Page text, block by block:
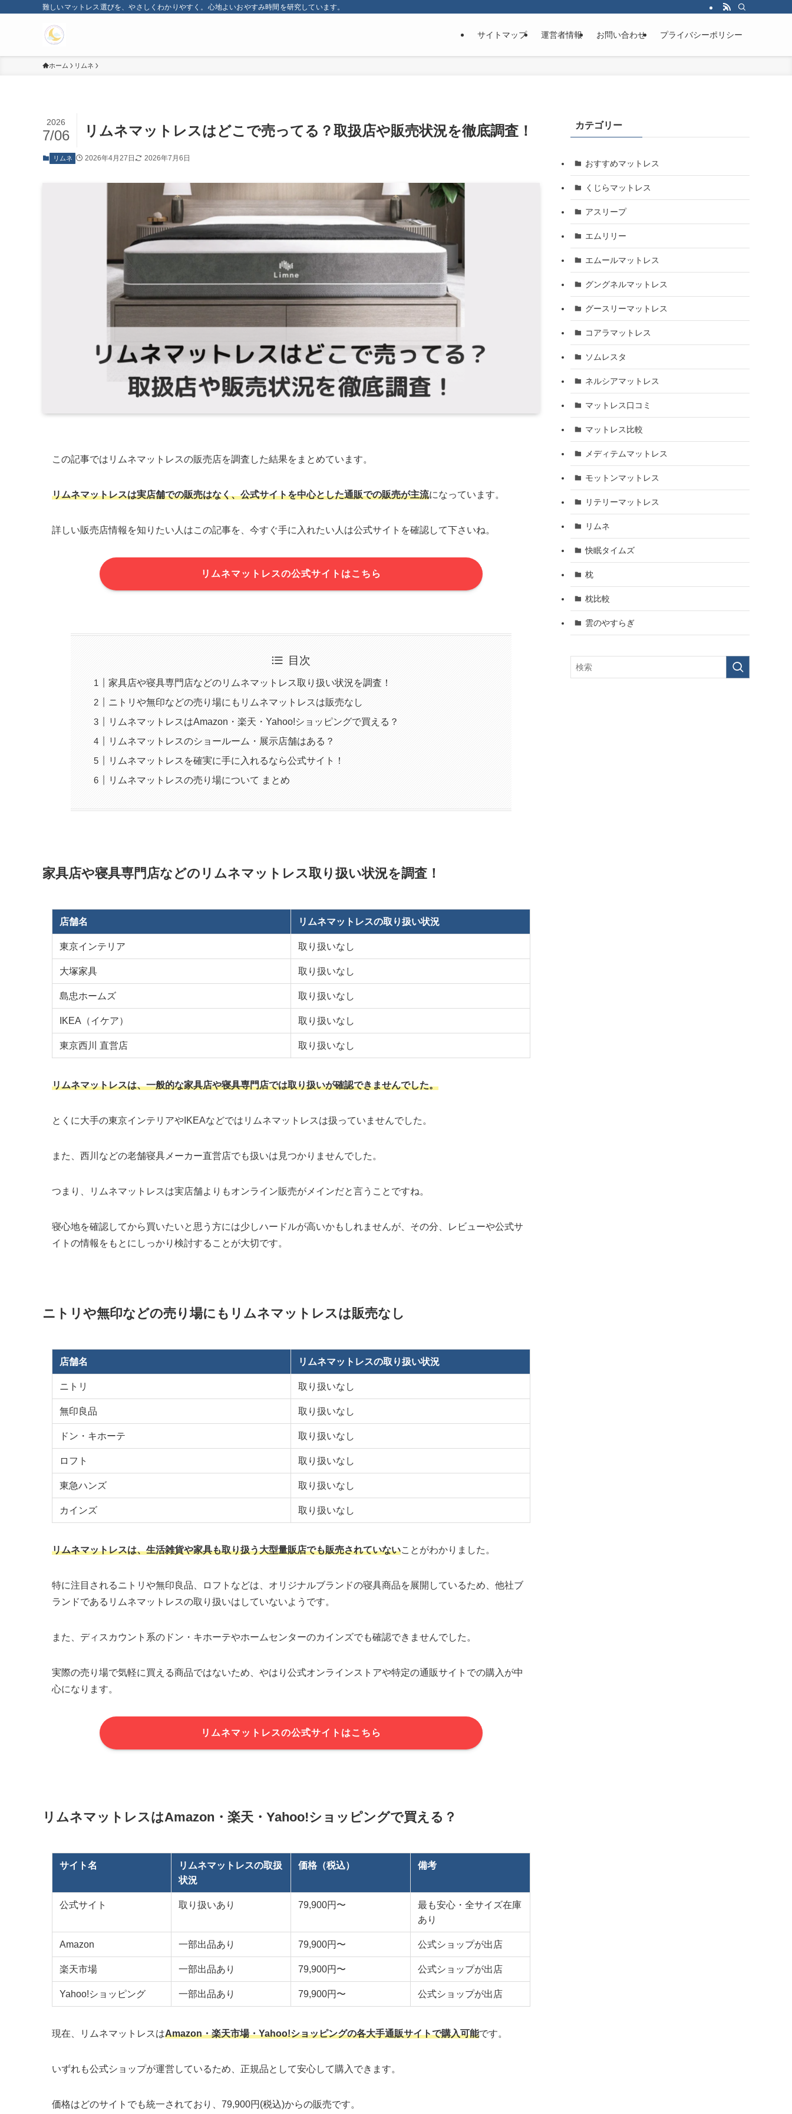
難しいマットレス選びを、やさしくわかりやすく。心地よいおやすみ時間を研究しています。
サイトマップ 運営者情報 お問い合わせ プライバシーポリシー
ホーム リムネ
リムネマットレスはどこで売ってる？取扱店や販売状況を徹底調査！
2026
7/06
リムネ 2026年4月27日 2026年7月6日
この記事ではリムネマットレスの販売店を調査した結果をまとめています。
リムネマットレスは実店舗での販売はなく、公式サイトを中心とした通販での販売が主流になっています。
詳しい販売店情報を知りたい人はこの記事を、今すぐ手に入れたい人は公式サイトを確認して下さいね。
リムネマットレスの公式サイトはこちら
目次
家具店や寝具専門店などのリムネマットレス取り扱い状況を調査！
ニトリや無印などの売り場にもリムネマットレスは販売なし
リムネマットレスはAmazon・楽天・Yahoo!ショッピングで買える？
リムネマットレスのショールーム・展示店舗はある？
リムネマットレスを確実に手に入れるなら公式サイト！
リムネマットレスの売り場について まとめ
家具店や寝具専門店などのリムネマットレス取り扱い状況を調査！
店舗名 リムネマットレスの取り扱い状況
東京インテリア 取り扱いなし
大塚家具 取り扱いなし
島忠ホームズ 取り扱いなし
IKEA（イケア） 取り扱いなし
東京西川 直営店 取り扱いなし
リムネマットレスは、一般的な家具店や寝具専門店では取り扱いが確認できませんでした。
とくに大手の東京インテリアやIKEAなどではリムネマットレスは扱っていませんでした。
また、西川などの老舗寝具メーカー直営店でも扱いは見つかりませんでした。
つまり、リムネマットレスは実店舗よりもオンライン販売がメインだと言うことですね。
寝心地を確認してから買いたいと思う方には少しハードルが高いかもしれませんが、その分、レビューや公式サ
イトの情報をもとにしっかり検討することが大切です。
ニトリや無印などの売り場にもリムネマットレスは販売なし
店舗名 リムネマットレスの取り扱い状況
ニトリ 取り扱いなし
無印良品 取り扱いなし
ドン・キホーテ 取り扱いなし
ロフト 取り扱いなし
東急ハンズ 取り扱いなし
カインズ 取り扱いなし
リムネマットレスは、生活雑貨や家具も取り扱う大型量販店でも販売されていないことがわかりました。
特に注目されるニトリや無印良品、ロフトなどは、オリジナルブランドの寝具商品を展開しているため、他社ブ
ランドであるリムネマットレスの取り扱いはしていないようです。
また、ディスカウント系のドン・キホーテやホームセンターのカインズでも確認できませんでした。
実際の売り場で気軽に買える商品ではないため、やはり公式オンラインストアや特定の通販サイトでの購入が中
心になります。
リムネマットレスの公式サイトはこちら
リムネマットレスはAmazon・楽天・Yahoo!ショッピングで買える？
サイト名
リムネマットレスの取扱
状況
価格（税込） 備考
公式サイト 取り扱いあり 79,900円〜
最も安心・全サイズ在庫
あり
Amazon 一部出品あり 79,900円〜 公式ショップが出店
楽天市場 一部出品あり 79,900円〜 公式ショップが出店
Yahoo!ショッピング 一部出品あり 79,900円〜 公式ショップが出店
現在、リムネマットレスはAmazon・楽天市場・Yahoo!ショッピングの各大手通販サイトで購入可能です。
いずれも公式ショップが運営しているため、正規品として安心して購入できます。
価格はどのサイトでも統一されており、79,900円(税込)からの販売です。
カテゴリー
おすすめマットレス
くじらマットレス
アスリープ
エムリリー
エムールマットレス
グングネルマットレス
グースリーマットレス
コアラマットレス
ソムレスタ
ネルシアマットレス
マットレス口コミ
マットレス比較
メディテムマットレス
モットンマットレス
リテリーマットレス
リムネ
快眠タイムズ
枕
枕比較
雲のやすらぎ